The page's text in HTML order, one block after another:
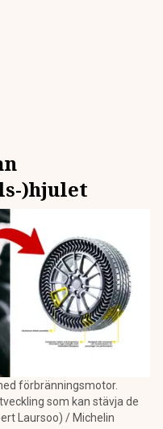
)hjulet
förbränningsmotor.
som kan stävja de
Laursoo) / Michelin